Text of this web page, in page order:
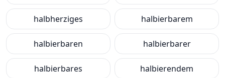
halbherziges halbierbarem
halbierbaren halbierbarer
halbierbares halbierendem